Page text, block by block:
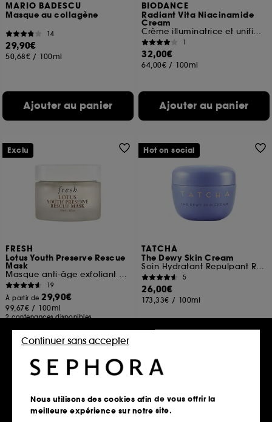
MARIO BADESCU
Masque au collagène
14
29,90€
50,68€ / 100ml
Ajouter au panier
BIODANCE
Radiant Vita Niacinamide
Cream
Crème illuminatrice et unifiante
1
32,00€
64,00€ / 100ml
Ajouter au panier
FRESH
Lotus Youth Preserve Rescue
Mask
Masque anti-âge exfoliant au Lotus
19
À partir de29,90€
99,67€ / 100ml
2 contenances disponibles
Ajouter au panier
Exclu
TATCHA
The Dewy Skin Cream
Soin Hydratant Repulpant Riche Format Voyage
5
26,00€
173,33€ / 100ml
Hot on social
Nous utilisons des cookies afin de vous offrir la
meilleure expérience sur notre site.
Continuer sans accepter